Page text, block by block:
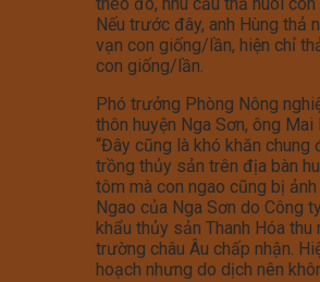
theo đó, nhu cầu thả nuôi
Nếu trước đây, anh Hùng thả
vạn con giống/lần, hiện chỉ
con giống/lần.
Phó trưởng Phòng Nông
thôn huyện Nga Sơn, ông Mai
“Đây cũng là khó khăn
trồng thủy sản trên địa bàn
tôm mà con ngao cũng bị
Ngao của Nga Sơn do Công
khẩu thủy sản Thanh Hóa
trường châu Âu chấp nhận.
hoạch nhưng do dịch nên